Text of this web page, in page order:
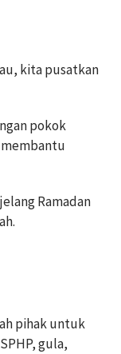
kita pusatkan
pokok
membantu
Ramadan
pihak untuk
gula,